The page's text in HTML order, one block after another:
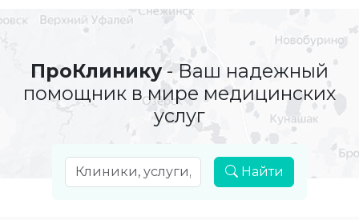
ПроКлинику- Ваш надежный
помощник в мире медицинских
услуг
Найти